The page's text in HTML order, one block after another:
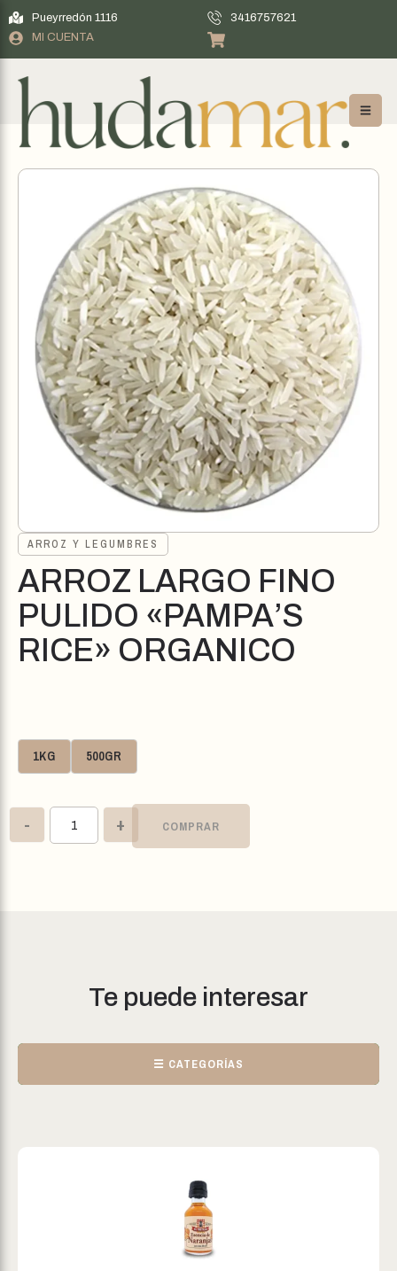
Pueyrredón 1116
3416757621
MI CUENTA
ARROZ Y LEGUMBRES
ARROZ LARGO FINO
PULIDO «PAMPA’S
RICE» ORGANICO
1KG 500GR
- + COMPRAR
Te puede interesar
☰ CATEGORÍAS